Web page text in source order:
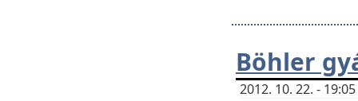
Böhler
2012. 10. 22. -